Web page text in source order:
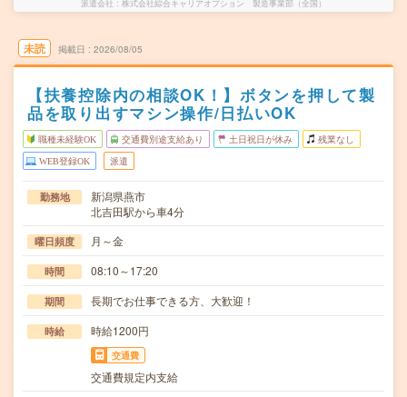
派遣会社 株式会社綜合キャリアオプション 製造事業部（全国）
未読 掲載日 2026/08/05
【扶養控除内の相談OK！】ボタンを押して製
品を取り出すマシン操作/日払いOK
職種未経験OK 交通費別途支給あり 土日祝日が休み 残業なし
WEB登録OK 派遣
勤務地
新潟県燕市
北吉田駅から車4分
曜日頻度 月～金
時間 08:10～17:20
期間 長期でお仕事できる方、大歓迎！
時給 時給1200円
交通費
交通費規定内支給